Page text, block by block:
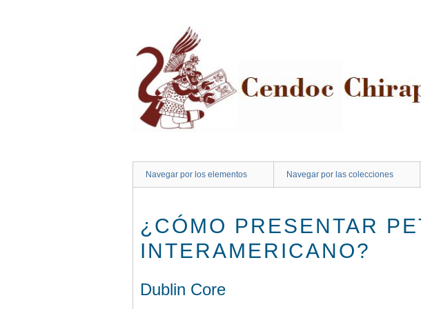
Navegar por los elementos Navegar por las colecciones
¿CÓMO PRESENTAR
INTERAMERICANO?
Dublin Core